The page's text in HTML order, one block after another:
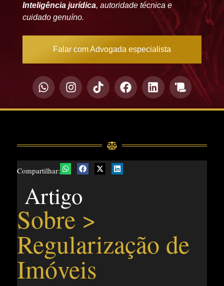
Inteligência jurídica, autoridade técnica e
cuidado genuíno.
Falar com Advogada especialista
Compartilhar:
Artigo
Sobre >
Regularização de
Imóveis